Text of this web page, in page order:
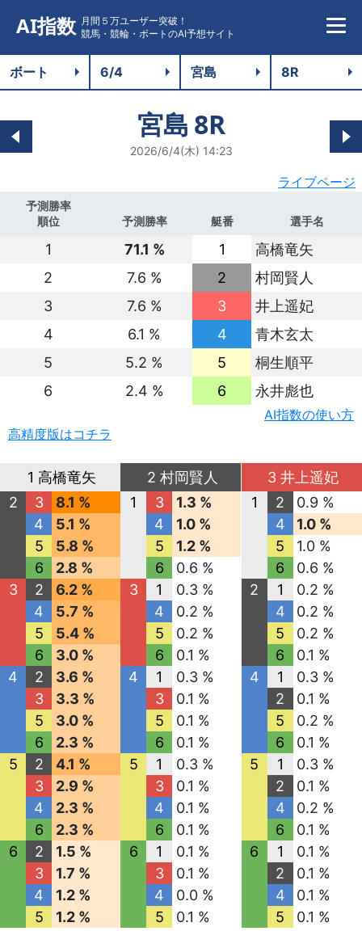
AI指数 月間５万ユーザー突破！
競馬・競輪・ボートのAI予想サイト
宮島 8R
2026/6/4(木) 14:23
ライブページ
予測勝率
順位
予測勝率 艇番 選手名
1 71.1 % 1
高橋竜矢
2
7.6 % 2
村岡賢人
3
7.6 % 3
井上遥妃
4
6.1 % 4
青木玄太
5
5.2 % 5
桐生順平
6
2.4 % 6 永井彪也
AI指数の使い方
高精度版はコチラ
1 高橋竜矢
2
3
8.1 %
4
5.1 %
5
5.8 %
6
2.8 %
3
2
6.2 %
4
5.7 %
5
5.4 %
6
3.0 %
4
2
3.6 %
3
3.3 %
5
3.0 %
6
2.3 %
5
2
4.1 %
3
2.9 %
4
2.3 %
6
2.3 %
6
2
1.5 %
3
1.7 %
4
1.2 %
5
1.2 %
2 村岡賢人
1
3
1.3 %
4
1.0 %
5
1.2 %
6
0.6 %
3
1
0.3 %
4
0.2 %
5
0.2 %
6
0.1 %
4
1
0.3 %
3
0.1 %
5
0.1 %
6
0.1 %
5
1
0.3 %
3
0.1 %
4
0.1 %
6
0.1 %
6
1
0.1 %
3
0.1 %
4
0.0 %
5
0.1 %
3 井上遥妃
1
2
0.9 %
4
1.0 %
5
1.0 %
6
0.6 %
2
1
0.2 %
4
0.2 %
5
0.2 %
6
0.1 %
4
1
0.3 %
2
0.1 %
5
0.2 %
6
0.1 %
5
1
0.3 %
2
0.1 %
4
0.2 %
6
0.1 %
6
1
0.1 %
2
0.1 %
4
0.1 %
5
0.1 %